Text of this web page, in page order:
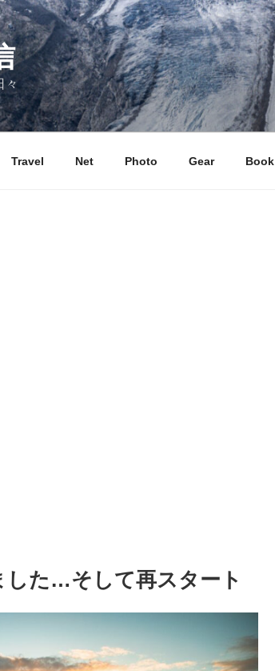
々
Travel Net Photo Gear Book
した…そして再スタート